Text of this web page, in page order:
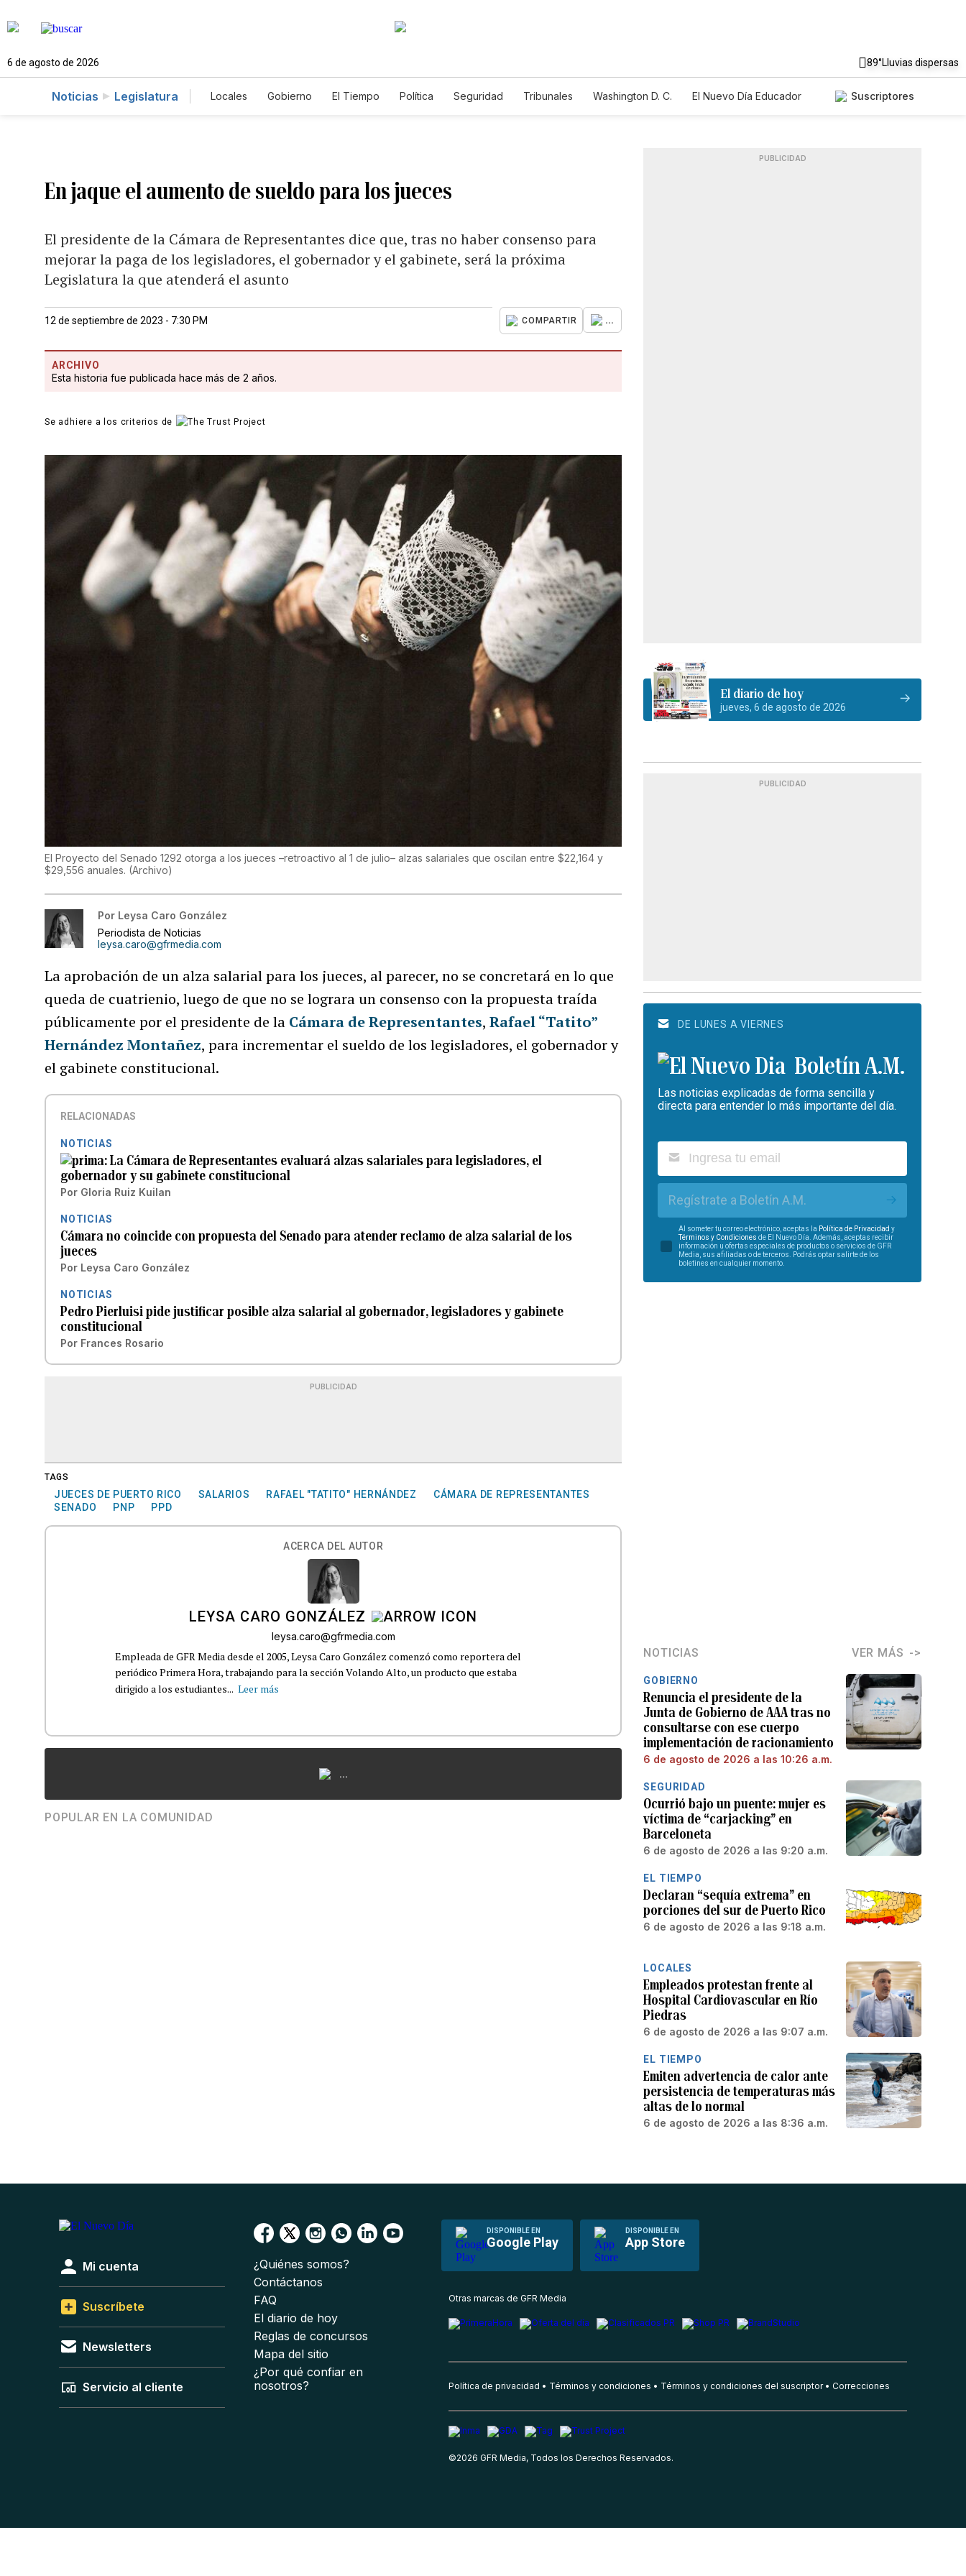
6 de agosto de 2026 89°Lluvias dispersas
Noticias Legislatura Locales Gobierno El Tiempo Política Seguridad Tribunales Washington D. C.
El Nuevo Día Educador
Suscriptores
En jaque el aumento de sueldo para los jueces
El presidente de la Cámara de Representantes dice que, tras no haber consenso para
mejorar la paga de los legisladores, el gobernador y el gabinete, será la próxima
Legislatura la que atenderá el asunto
12 de septiembre de 2023 - 7:30 PM COMPARTIR ...
ARCHIVO
Esta historia fue publicada hace más de 2 años.
Se adhiere a los criterios de
El Proyecto del Senado 1292 otorga a los jueces –retroactivo al 1 de julio– alzas salariales que oscilan entre $22,164 y
$29,556 anuales. (Archivo)
Por Leysa Caro González
Periodista de Noticias
leysa.caro@gfrmedia.com
La aprobación de un alza salarial para los jueces, al parecer, no se concretará en lo que
queda de cuatrienio, luego de que no se lograra un consenso con la propuesta traída
públicamente por el presidente de la Cámara de Representantes,Rafael “Tatito”
Hernández Montañez, para incrementar el sueldo de los legisladores, el gobernador y
el gabinete constitucional.
RELACIONADAS
NOTICIAS
La Cámara de Representantes evaluará alzas salariales para legisladores, el
gobernador y su gabinete constitucional
Por Gloria Ruiz Kuilan
NOTICIAS
Cámara no coincide con propuesta del Senado para atender reclamo de alza salarial de los
jueces
Por Leysa Caro González
NOTICIAS
Pedro Pierluisi pide justificar posible alza salarial al gobernador, legisladores y gabinete
constitucional
Por Frances Rosario
PUBLICIDAD
TAGS
JUECES DE PUERTO RICO SALARIOS RAFAEL "TATITO" HERNÁNDEZ
CÁMARA DE REPRESENTANTES
SENADO
PNP PPD
ACERCA DEL AUTOR
LEYSA CARO GONZÁLEZ
leysa.caro@gfrmedia.com
Empleada de GFR Media desde el 2005, Leysa Caro González comenzó como reportera del
periódico Primera Hora, trabajando para la sección Volando Alto, un producto que estaba
dirigido a los estudiantes... Leer más
...
POPULAR EN LA COMUNIDAD
PUBLICIDAD
El diario de hoy
jueves, 6 de agosto de 2026
PUBLICIDAD
DE LUNES A VIERNES
Boletín A.M.
Las noticias explicadas de forma sencilla y
directa para entender lo más importante del día.
Regístrate a Boletín A.M.
Al someter tu correo electrónico, aceptas la Política de Privacidad y
Términos y Condiciones de El Nuevo Día. Además, aceptas recibir
información u ofertas especiales de productos o servicios de GFR
Media, sus afiliadas o de terceros. Podrás optar salirte de los
boletines en cualquier momento.
NOTICIAS VER MÁS
GOBIERNO
Renuncia el presidente de la
Junta de Gobierno de AAA tras no
consultarse con ese cuerpo
implementación de racionamiento
6 de agosto de 2026 a las 10:26 a.m.
SEGURIDAD
Ocurrió bajo un puente: mujer es
víctima de “carjacking” en
Barceloneta
6 de agosto de 2026 a las 9:20 a.m.
EL TIEMPO
Declaran “sequía extrema” en
porciones del sur de Puerto Rico
6 de agosto de 2026 a las 9:18 a.m.
LOCALES
Empleados protestan frente al
Hospital Cardiovascular en Río
Piedras
6 de agosto de 2026 a las 9:07 a.m.
EL TIEMPO
Emiten advertencia de calor ante
persistencia de temperaturas más
altas de lo normal
6 de agosto de 2026 a las 8:36 a.m.
DISPONIBLE EN
Google Play
DISPONIBLE EN
App Store
Mi cuenta
Suscríbete
Newsletters
Servicio al cliente
¿Quiénes somos?
Contáctanos
FAQ
El diario de hoy
Reglas de concursos
Mapa del sitio
¿Por qué confiar en
nosotros?
Otras marcas de GFR Media
Política de privacidad Términos y condiciones Términos y condiciones del suscriptor Correcciones
©2026 GFR Media, Todos los Derechos Reservados.